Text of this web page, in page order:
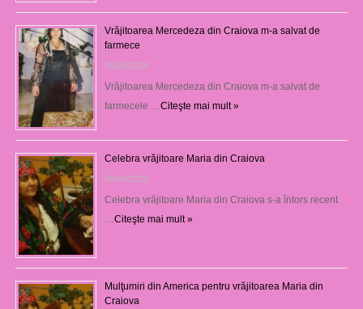
Vrăjitoarea Mercedeza din Craiova m-a salvat de
farmece
06/08/2026
Vrăjitoarea Mercedeza din Craiova m-a salvat de
farmecele … Citeşte mai mult »
Celebra vrăjitoare Maria din Craiova
06/08/2026
Celebra vrăjitoare Maria din Craiova s-a întors recent
Citeşte mai mult »
Mulţumiri din America pentru vrăjitoarea Maria din
Craiova